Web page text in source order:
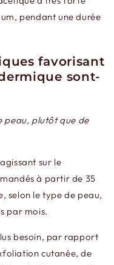
pendant une durée
favorisant
sont-
peau, plutôt que de
sur le
à partir de 35
selon le type de peau,
par mois.
besoin, par rapport
cutanée, de